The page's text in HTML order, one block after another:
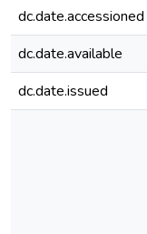
dc.date.accessioned
dc.date.available
dc.date.issued